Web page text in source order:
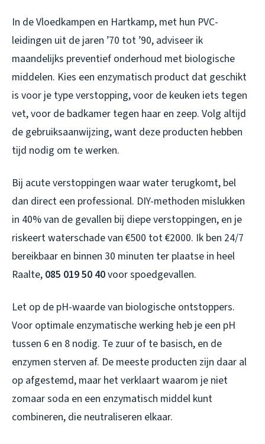
In de Vloedkampen en Hartkamp, met hun PVC-
leidingen uit de jaren ’70 tot ’90, adviseer ik
maandelijks preventief onderhoud met biologische
middelen. Kies een enzymatisch product dat geschikt
is voor je type verstopping, voor de keuken iets tegen
vet, voor de badkamer tegen haar en zeep. Volg altijd
de gebruiksaanwijzing, want deze producten hebben
tijd nodig om te werken.
Bij acute verstoppingen waar water terugkomt, bel
dan direct een professional. DIY-methoden mislukken
in 40% van de gevallen bij diepe verstoppingen, en je
riskeert waterschade van €500 tot €2000. Ik ben 24/7
bereikbaar en binnen 30 minuten ter plaatse in heel
Raalte, 085 019 50 40voor spoedgevallen.
Let op de pH-waarde van biologische ontstoppers.
Voor optimale enzymatische werking heb je een pH
tussen 6 en 8 nodig. Te zuur of te basisch, en de
enzymen sterven af. De meeste producten zijn daar al
op afgestemd, maar het verklaart waarom je niet
zomaar soda en een enzymatisch middel kunt
combineren, die neutraliseren elkaar.